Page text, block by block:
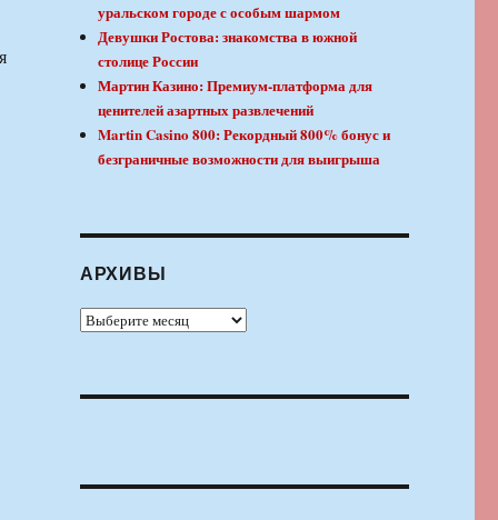
уральском городе с особым шармом
Девушки Ростова: знакомства в южной
столице России
Мартин Казино: Премиум-платформа для
ценителей азартных развлечений
Martin Casino 800: Рекордный 800% бонус и
безграничные возможности для выигрыша
АРХИВЫ
Архивы